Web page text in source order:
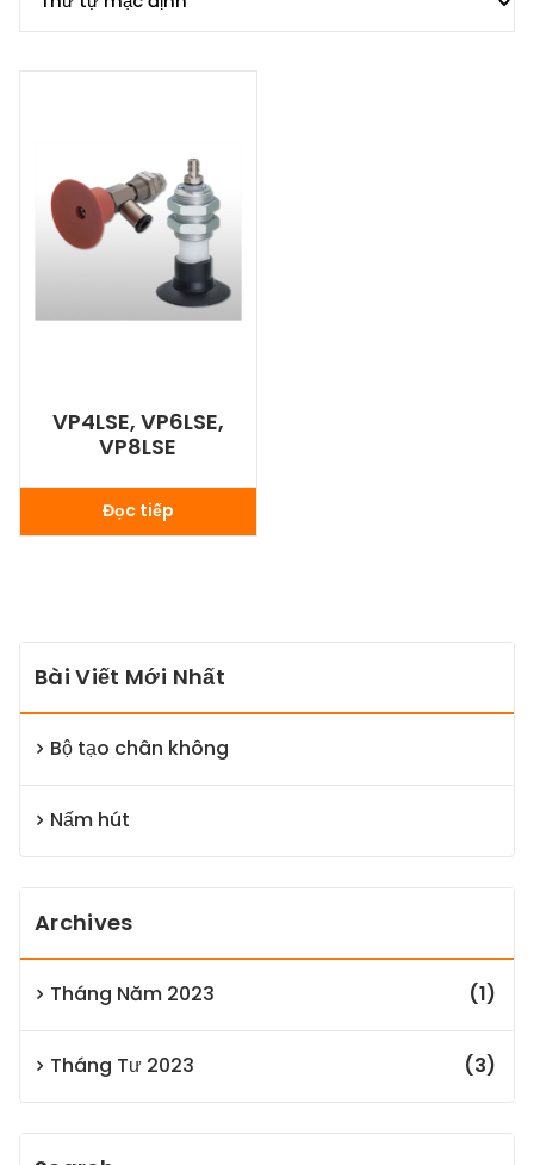
VP4LSE, VP6LSE,
VP8LSE
Đọc tiếp
Bài Viết Mới Nhất
Bộ tạo chân không
Nấm hút
Archives
Tháng Năm 2023 (1)
Tháng Tư 2023 (3)